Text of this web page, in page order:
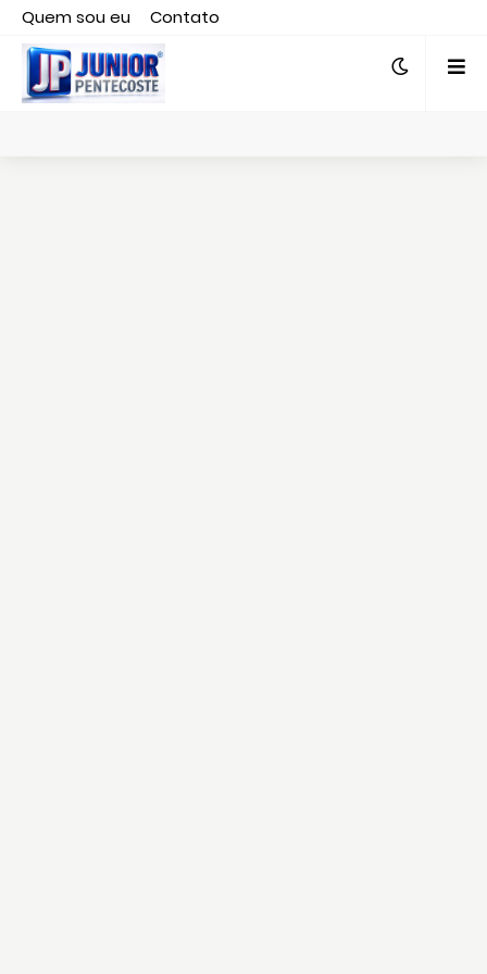
Quem sou eu
Contato
Editor responsável, jornalista Clovis Almeida.